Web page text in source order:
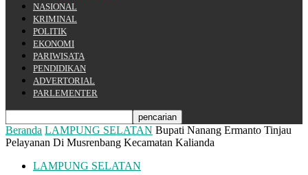
NASIONAL
KRIMINAL
POLITIK
EKONOMI
PARIWISATA
PENDIDIKAN
ADVERTORIAL
PARLEMENTER
Beranda LAMPUNG SELATAN Bupati Nanang Ermanto Tinjau
Pelayanan Di Musrenbang Kecamatan Kalianda
LAMPUNG SELATAN